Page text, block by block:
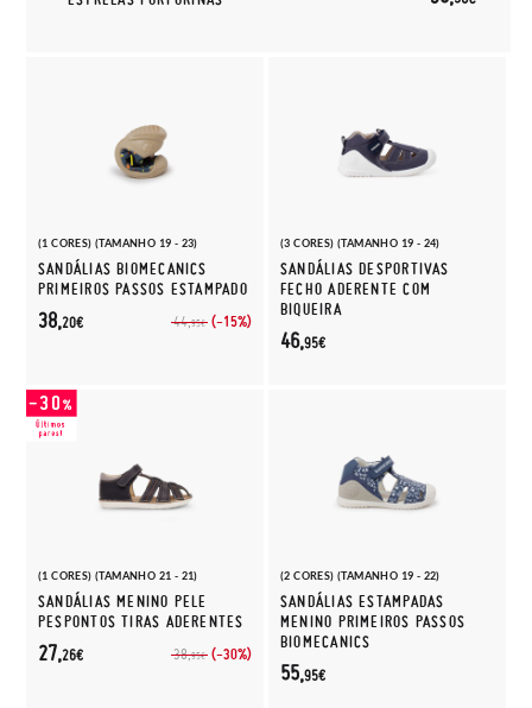
(1 CORES) (TAMANHO 19 - 23)
SANDÁLIAS BIOMECANICS
PRIMEIROS PASSOS ESTAMPADO
44,95€ (-15%)
38,20€
(3 CORES) (TAMANHO 19 - 24)
SANDÁLIAS DESPORTIVAS
FECHO ADERENTE COM
BIQUEIRA
46,95€
(1 CORES) (TAMANHO 21 - 21)
SANDÁLIAS MENINO PELE
PESPONTOS TIRAS ADERENTES
38,95€ (-30%)
27,26€
(2 CORES) (TAMANHO 19 - 22)
SANDÁLIAS ESTAMPADAS
MENINO PRIMEIROS PASSOS
BIOMECANICS
55,95€